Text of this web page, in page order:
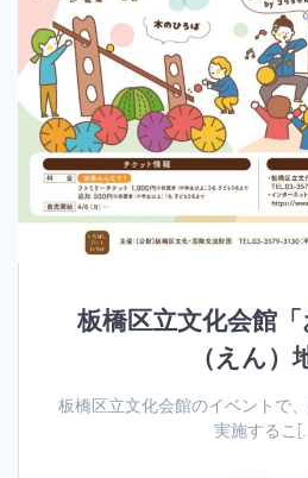
板橋区立文化会館
（えん）
板橋区立文化会館のイベントで
実施するこ